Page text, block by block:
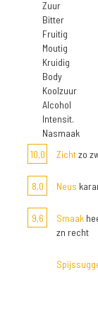
Zuur
Bitter
Fruitig
Moutig
Kruidig
Body
Koolzuur
Alcohol
Intensit.
Nasmaak
10,0
Zichtzo
8,0 Neus
9,6 Smaak
zn recht